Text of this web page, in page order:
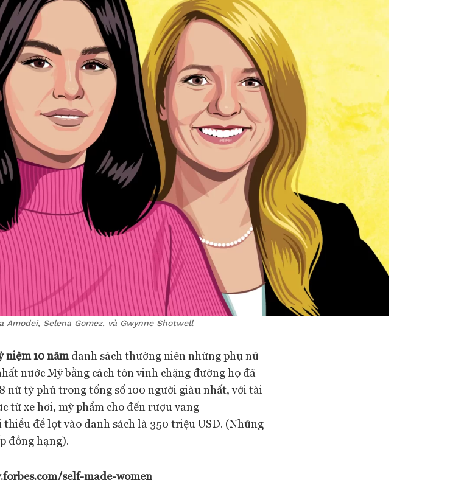
Amodei, Selena Gomez. và Gwynne Shotwell
niệm 10 năm danh sách thường niên những phụ nữ
nước Mỹ bằng cách tôn vinh chặng đường họ đã
nữ tỷ phú trong tổng số 100 người giàu nhất, với tài
từ xe hơi, mỹ phẩm cho đến rượu vang
để lọt vào danh sách là 350 triệu USD. (Những
đồng hạng).
self-made-women